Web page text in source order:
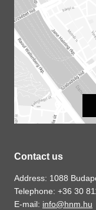
Contact us
Address: 1088
Telephone: +36 30
E-mail: info@hnm.hu